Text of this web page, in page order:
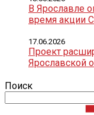
В Ярославле
время акции
Проект
Ярославской
17.06.2026
Поиск